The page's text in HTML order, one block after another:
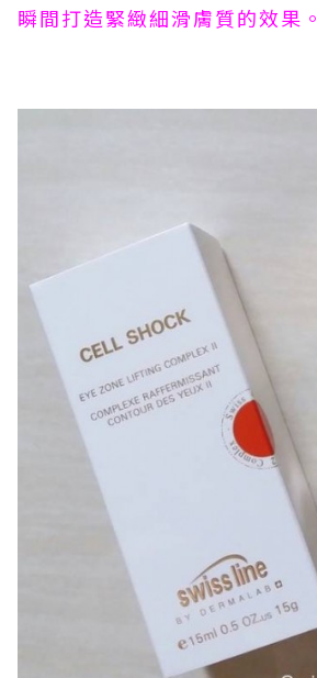
瞬間打造緊緻細滑膚質的效果。